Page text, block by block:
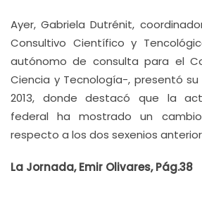
Ayer, Gabriela Dutrénit,
Consultivo Científico y
autónomo de consulta para el
Ciencia y Tecnología-, presentó
2013, donde destacó que la
federal ha mostrado un
respecto a los dos sexenios
La Jornada, Emir Olivares, Pág.38